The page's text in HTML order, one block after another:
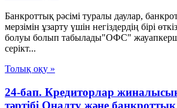
Банкроттық рәсімі туралы даулар,
мерзімін ұзарту үшін негіздердің бірі
болуы болып табылады"ОФС"
серікт...
Толық оқу »
24-бап. Кредиторлар
тәртібі Оңалту және